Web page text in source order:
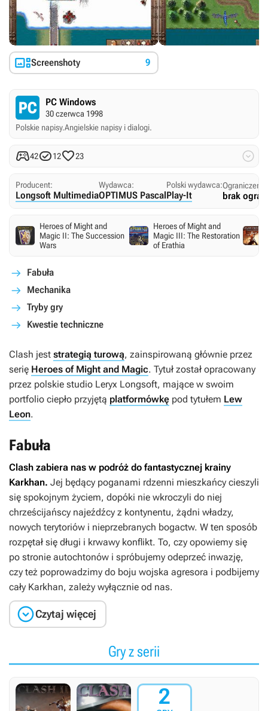
Screenshoty 9
PC Windows
30 czerwca 1998
Polskie napisy.Angielskie napisy i dialogi.
421223 
Producent:
Longsoft Multimedia
Wydawca:
OPTIMUS Pascal
Polski wydawca:
Play-It brak
Heroes of Might and
Magic II: The Succession
Wars
Heroes of Might and
Magic III: The Restoration
of Erathia
Fabuła
Mechanika
Tryby gry
Kwestie techniczne
Clash jest strategią turową, zainspirowaną głównie przez
serię Heroes of Might and Magic. Tytuł został opracowany
przez polskie studio Leryx Longsoft, mające w swoim
portfolio ciepło przyjętą platformówkę pod tytułem Lew
Leon.
Fabuła
Clash zabiera nas w podróż do fantastycznej krainy
Karkhan. Jej będący poganami rdzenni mieszkańcy cieszyli
się spokojnym życiem, dopóki nie wkroczyli do niej
chrześcijańscy najeźdźcy z kontynentu, żądni władzy,
nowych terytoriów i nieprzebranych bogactw. W ten sposób
rozpętał się długi i krwawy konflikt. To, czy opowiemy się
po stronie autochtonów i spróbujemy odeprzeć inwazję,
czy też poprowadzimy do boju wojska agresora i podbijemy
cały Karkhan, zależy wyłącznie od nas.
Czytaj więcej
Gry z serii
2